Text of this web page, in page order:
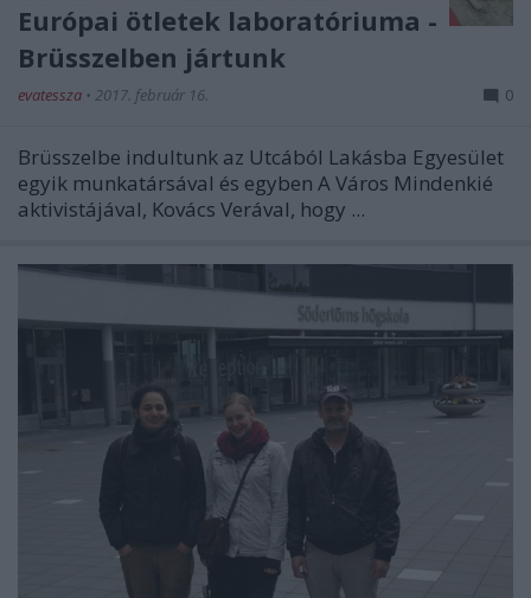
Európai ötletek laboratóriuma -
Brüsszelben jártunk
evatessza • 2017. február 16. 0
Brüsszelbe indultunk az Utcából Lakásba Egyesület
egyik munkatársával és egyben A Város Mindenkié
aktivistájával, Kovács Verával, hogy ...